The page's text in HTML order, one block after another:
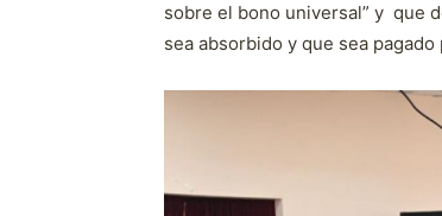
sobre el bono universal” y que
sea absorbido y que sea